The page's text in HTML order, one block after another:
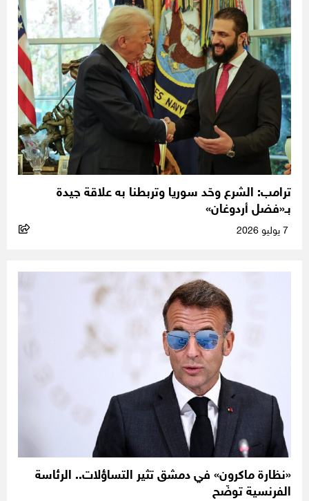
ترامب: الشرع وحّد سوريا وتربطنا به علاقة جيدة
بـ«فضل أردوغان»
«نظارة ماكرون» في دمشق تثير التساؤلات.. الرئاسة
الفرنسية توضّح